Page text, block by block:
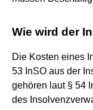
Wie wird der
Die Kosten eines
53 InSO aus der
gehören laut § 54
des